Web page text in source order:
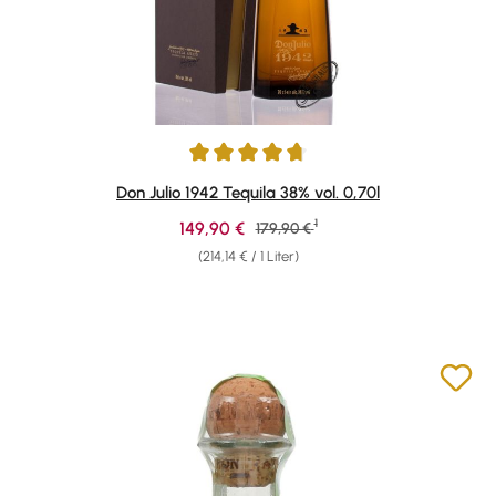
Durchschnittliche Bewertung von 4.84 von 5 Sternen
Don Julio 1942 Tequila 38% vol. 0,70l
(214,14 € / 1 Liter)
Verkaufspreis:
149,90 € Regulärer Preis:
179,90 € 1